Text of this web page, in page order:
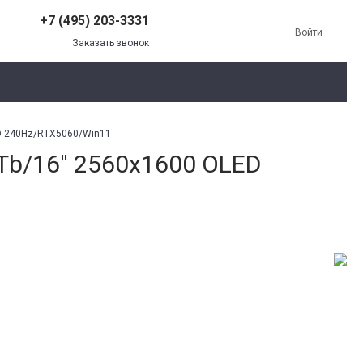
+7 (495) 203-3331
Заказать звонок
Войти
240Hz/RTX5060/Win11
16'' 2560x1600 OLED